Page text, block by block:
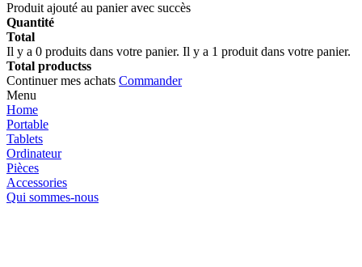
Produit ajouté au panier avec succès
Quantité
Total
Il y a 0 produits dans votre panier. Il y a 1 produit dans votre panier.
Total productss
Continuer mes achats Commander
Menu
Home
Portable
Tablets
Ordinateur
Pièces
Accessories
Qui sommes-nous